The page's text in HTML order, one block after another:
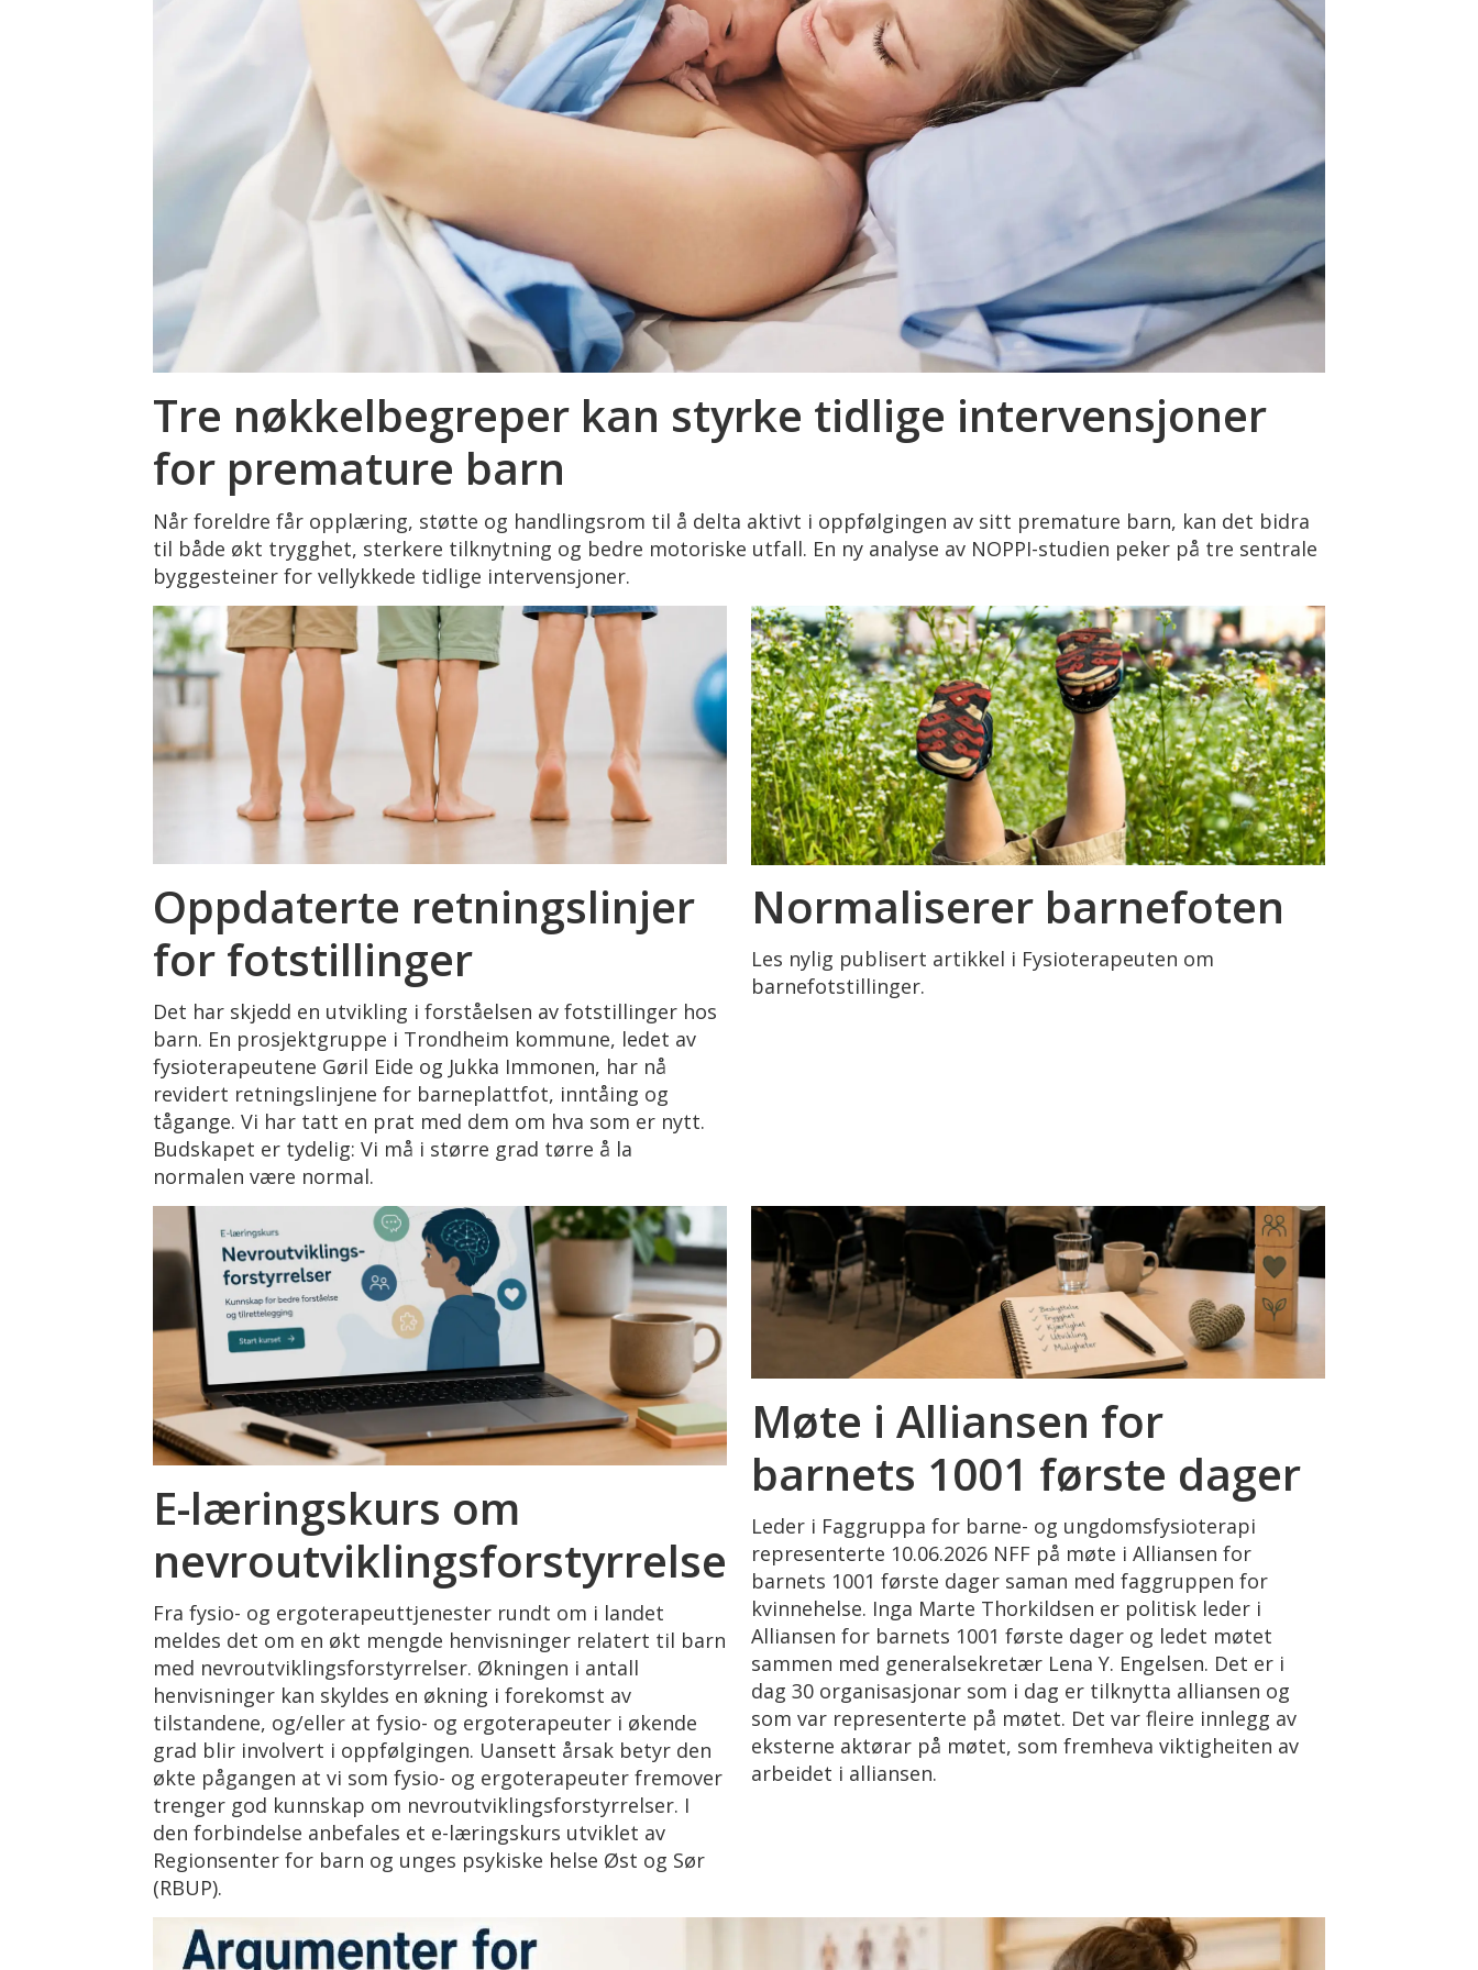
Tre nøkkelbegreper kan styrke tidlige intervensjoner
for premature barn
Når foreldre får opplæring, støtte og handlingsrom til å delta aktivt i oppfølgingen av sitt premature barn, kan det bidra
til både økt trygghet, sterkere tilknytning og bedre motoriske utfall. En ny analyse av NOPPI-studien peker på tre sentrale
byggesteiner for vellykkede tidlige intervensjoner.
Oppdaterte retningslinjer
for fotstillinger
Det har skjedd en utvikling i forståelsen av fotstillinger hos
barn. En prosjektgruppe i Trondheim kommune, ledet av
fysioterapeutene Gøril Eide og Jukka Immonen, har nå
revidert retningslinjene for barneplattfot, inntåing og
tågange. Vi har tatt en prat med dem om hva som er nytt.
Budskapet er tydelig: Vi må i større grad tørre å la
normalen være normal.
Normaliserer barnefoten
Les nylig publisert artikkel i Fysioterapeuten om
barnefotstillinger.
E-læringskurs om
nevroutviklingsforstyrrelser
Fra fysio- og ergoterapeuttjenester rundt om i landet
meldes det om en økt mengde henvisninger relatert til barn
med nevroutviklingsforstyrrelser. Økningen i antall
henvisninger kan skyldes en økning i forekomst av
tilstandene, og/eller at fysio- og ergoterapeuter i økende
grad blir involvert i oppfølgingen. Uansett årsak betyr den
økte pågangen at vi som fysio- og ergoterapeuter fremover
trenger god kunnskap om nevroutviklingsforstyrrelser. I
den forbindelse anbefales et e-læringskurs utviklet av
Regionsenter for barn og unges psykiske helse Øst og Sør
(RBUP).
Møte i Alliansen for
barnets 1001 første dager
Leder i Faggruppa for barne- og ungdomsfysioterapi
representerte 10.06.2026 NFF på møte i Alliansen for
barnets 1001 første dager saman med faggruppen for
kvinnehelse. Inga Marte Thorkildsen er politisk leder i
Alliansen for barnets 1001 første dager og ledet møtet
sammen med generalsekretær Lena Y. Engelsen. Det er i
dag 30 organisasjonar som i dag er tilknytta alliansen og
som var representerte på møtet. Det var fleire innlegg av
eksterne aktørar på møtet, som fremheva viktigheiten av
arbeidet i alliansen.